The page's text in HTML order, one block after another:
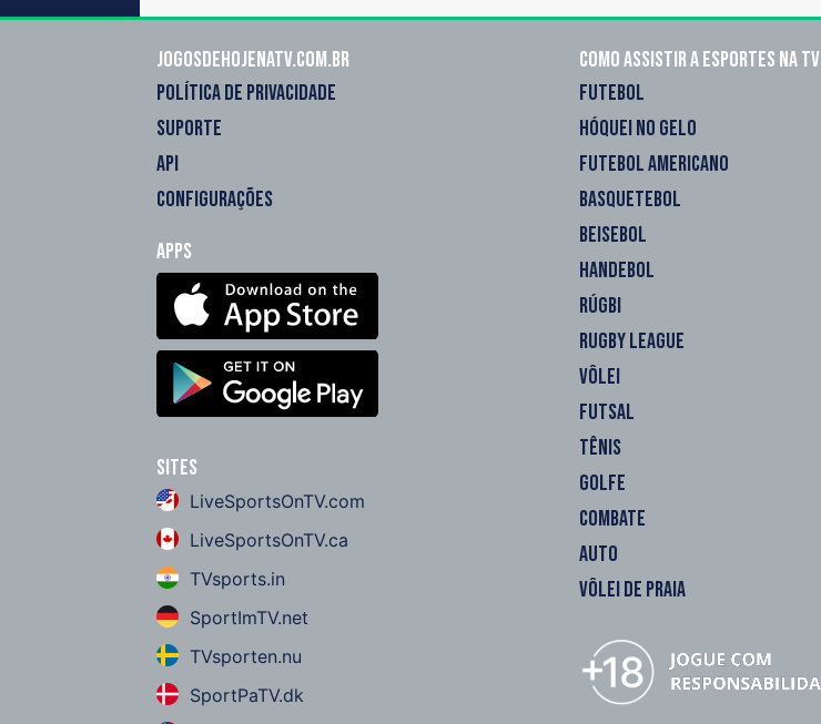
Jogosdehojenatv.com.br
POLÍTICA DE PRIVACIDADE
SUPORTE
API
CONFIGURAÇÕES
Apps
Sites
LiveSportsOnTV.com
LiveSportsOnTV.ca
TVsports.in
SportImTV.net
TVsporten.nu
SportPaTV.dk
Como assistir a esportes na TV
FUTEBOL
HÓQUEI NO GELO
FUTEBOL AMERICANO
BASQUETEBOL
BEISEBOL
HANDEBOL
RÚGBI
RUGBY LEAGUE
VÔLEI
FUTSAL
TÊNIS
GOLFE
COMBATE
AUTO
VÔLEI DE PRAIA